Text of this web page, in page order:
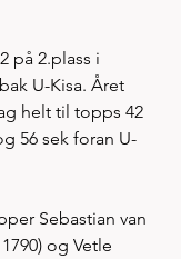
på 2.plass i
U-Kisa. Året
helt til topps 42
56 sek foran U-
Sebastian van
og Vetle